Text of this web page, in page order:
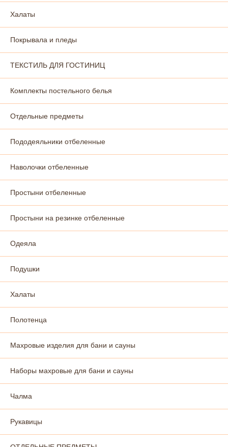
Халаты
Покрывала и пледы
ТЕКСТИЛЬ ДЛЯ ГОСТИНИЦ
Комплекты постельного белья
Отдельные предметы
Пододеяльники отбеленные
Наволочки отбеленные
Простыни отбеленные
Простыни на резинке отбеленные
Одеяла
Подушки
Халаты
Полотенца
Махровые изделия для бани и сауны
Наборы махровые для бани и сауны
Чалма
Рукавицы